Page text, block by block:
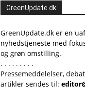
GreenUpdate.dk
GreenUpdate.dk er en
nyhedstjeneste med
og grøn omstilling.
. . . . . . . . .
Pressemeddelelser,
artikler sendes til: